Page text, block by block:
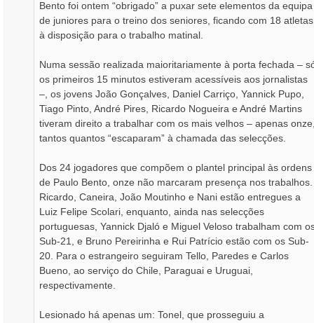
Bento foi ontem “obrigado” a puxar sete elementos da equipa
de juniores para o treino dos seniores, ficando com 18 atletas
à disposição para o trabalho matinal.
Numa sessão realizada maioritariamente à porta fechada –
os primeiros 15 minutos estiveram acessíveis aos jornalistas
–, os jovens João Gonçalves, Daniel Carriço, Yannick Pupo,
Tiago Pinto, André Pires, Ricardo Nogueira e André Martins
tiveram direito a trabalhar com os mais velhos – apenas
tantos quantos “escaparam” à chamada das selecções.
Dos 24 jogadores que compõem o plantel principal às ordens
de Paulo Bento, onze não marcaram presença nos trabalhos.
Ricardo, Caneira, João Moutinho e Nani estão entregues a
Luiz Felipe Scolari, enquanto, ainda nas selecções
portuguesas, Yannick Djaló e Miguel Veloso trabalham com
Sub-21, e Bruno Pereirinha e Rui Patrício estão com os Sub-
20. Para o estrangeiro seguiram Tello, Paredes e Carlos
Bueno, ao serviço do Chile, Paraguai e Uruguai,
respectivamente.
Lesionado há apenas um: Tonel, que prosseguiu a